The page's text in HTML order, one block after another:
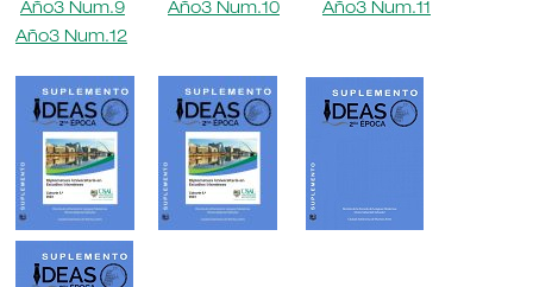
Año3 Num.9 Año3 Num.10
Año3 Num.11
Año3 Num.12